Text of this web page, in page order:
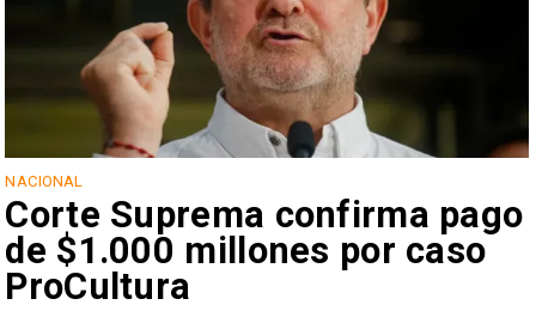
NACIONAL
Corte Suprema confirma pago
de $1.000 millones por caso
ProCultura